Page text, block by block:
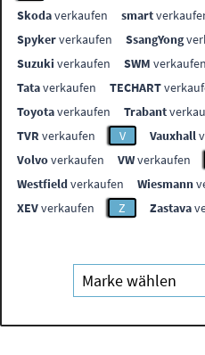
Skodaverkaufen smart
Spykerverkaufen SsangYong
Suzuki verkaufen SWM verkaufen
Tataverkaufen TECHART
Toyotaverkaufen Trabant
TVR verkaufen V Vauxhall
Volvoverkaufen VWverkaufen
Westfieldverkaufen Wiesmann
XEVverkaufen Z Zastava